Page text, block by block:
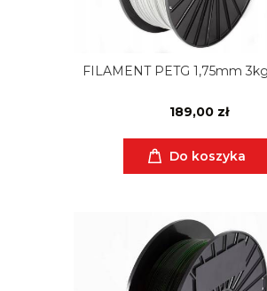
FILAMENT PETG 1,75mm
189,00 zł
Do koszyka